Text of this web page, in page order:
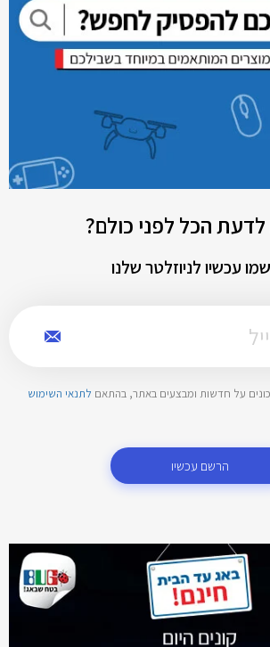
לדעת הכל לפני כולם?
עכשיו לניוזלטר שלנו
על חדשות ומבצעים באתר, בהתאם לתנאי השימוש
הרשם עכשיו